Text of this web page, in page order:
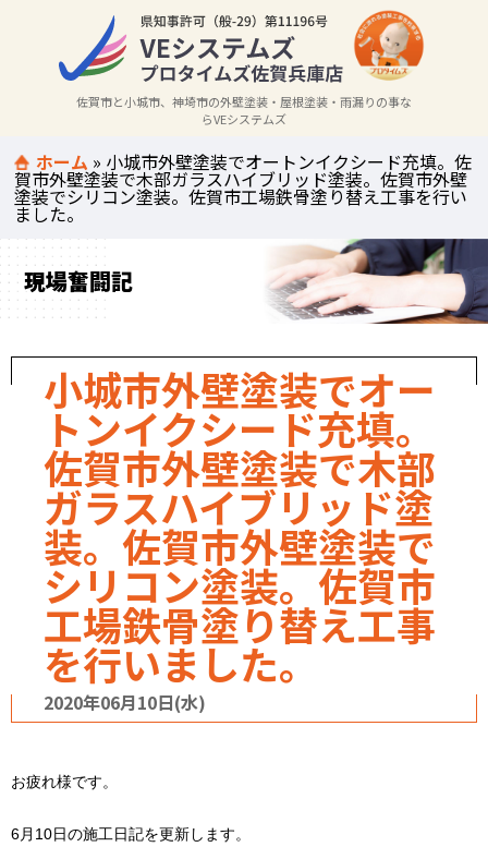
佐賀市と小城市、神埼市の外壁塗装・屋根塗装・雨漏りの事な
らVEシステムズ
ホーム » 小城市外壁塗装でオートンイクシード充填。佐
賀市外壁塗装で木部ガラスハイブリッド塗装。佐賀市外壁
塗装でシリコン塗装。佐賀市工場鉄骨塗り替え工事を行い
ました。
現場奮闘記
小城市外壁塗装でオー
トンイクシード充填。
佐賀市外壁塗装で木部
ガラスハイブリッド塗
装。佐賀市外壁塗装で
シリコン塗装。佐賀市
工場鉄骨塗り替え工事
を行いました。
2020年06月10日(水)
お疲れ様です。
6月10日の施工日記を更新します。